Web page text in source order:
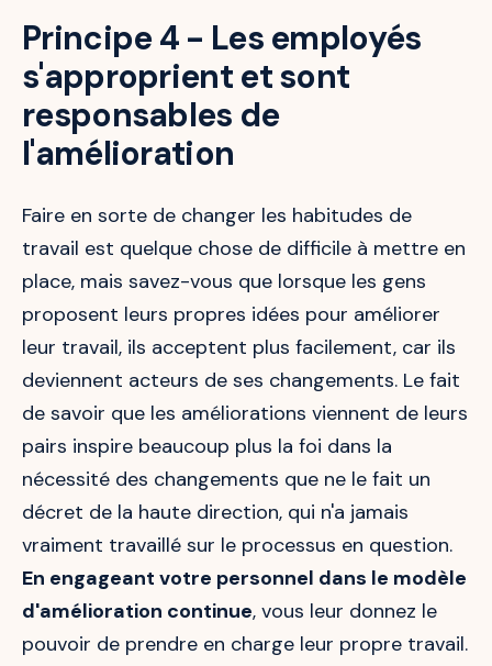
Principe 4 - Les employés
s'approprient et sont
responsables de
l'amélioration
Faire en sorte de changer les habitudes de
travail est quelque chose de difficile à mettre en
place, mais savez-vous que lorsque les gens
proposent leurs propres idées pour améliorer
leur travail, ils acceptent plus facilement, car ils
deviennent acteurs de ses changements. Le fait
de savoir que les améliorations viennent de leurs
pairs inspire beaucoup plus la foi dans la
nécessité des changements que ne le fait un
décret de la haute direction, qui n'a jamais
vraiment travaillé sur le processus en question.
En engageant votre personnel dans le modèle
d'amélioration continue, vous leur donnez le
pouvoir de prendre en charge leur propre travail.